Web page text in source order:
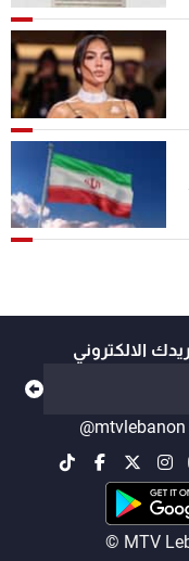
الالكتروني
@mtvlebanon
© MTV